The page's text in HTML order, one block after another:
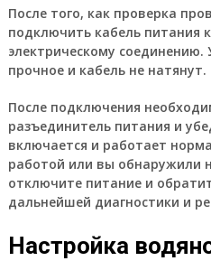
После того, как проверка
подключить кабель питания
электрическому соединению.
прочное и кабель не натянут.
После подключения
разъединитель питания и
включается и работает
работой или вы обнаружили
отключите питание и
дальнейшей диагностики и
Настройка